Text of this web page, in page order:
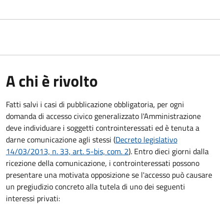
A chi è rivolto
Fatti salvi i casi di pubblicazione obbligatoria, per ogni
domanda di accesso civico generalizzato l'Amministrazione
deve individuare i soggetti controinteressati ed è tenuta a
darne comunicazione agli stessi (Decreto legislativo
14/03/2013, n. 33, art. 5-bis, com. 2). Entro dieci giorni dalla
ricezione della comunicazione, i controinteressati possono
presentare una motivata opposizione se l'accesso può causare
un pregiudizio concreto alla tutela di uno dei seguenti
interessi privati: